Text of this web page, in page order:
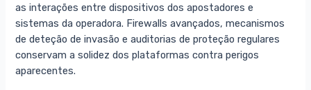
as interações entre dispositivos dos apostadores e
sistemas da operadora. Firewalls avançados, mecanismos
de deteção de invasão e auditorias de proteção regulares
conservam a solidez dos plataformas contra perigos
aparecentes.